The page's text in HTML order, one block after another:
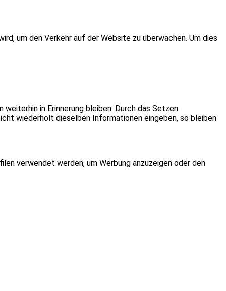
um den Verkehr auf der Website zu überwachen. Um dies
in Erinnerung bleiben. Durch das Setzen
wiederholt dieselben Informationen eingeben, so bleiben
verwendet werden, um Werbung anzuzeigen oder den